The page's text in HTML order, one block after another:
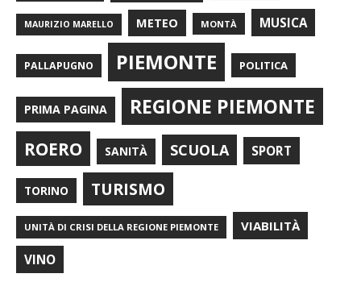
MAURIZIO MARELLO METEO MONTÀ MUSICA
PALLAPUGNO PIEMONTE POLITICA
PRIMA PAGINA REGIONE PIEMONTE
ROERO SANITÀ SCUOLA SPORT
TORINO TURISMO
UNITÀ DI CRISI DELLA REGIONE PIEMONTE VIABILITÀ
VINO